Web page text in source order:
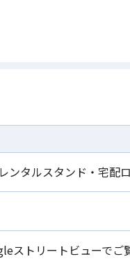
ンタルスタンド・宅配
ストリートビューでご